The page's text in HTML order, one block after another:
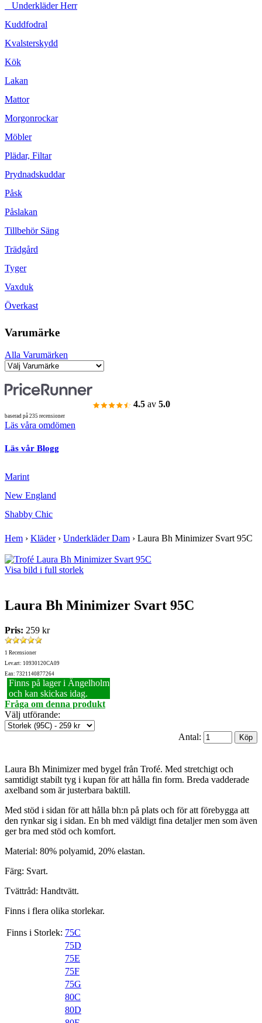
Underkläder Herr
Kuddfodral
Kvalsterskydd
Kök
Lakan
Mattor
Morgonrockar
Möbler
Plädar, Filtar
Prydnadskuddar
Påsk
Påslakan
Tillbehör Säng
Trädgård
Tyger
Vaxduk
Överkast
Varumärke
Alla Varumärken
4.5 av 5.0
baserad på 235 recensioner
Läs våra omdömen
Läs vår Blogg
Marint
New England
Shabby Chic
Hem › Kläder› Underkläder Dam › Laura Bh Minimizer Svart 95C
Visa bild i full storlek
Laura Bh Minimizer Svart 95C
Pris: 259 kr
1 Recensioner
Lev.art: 10930120CA09
Ean: 7321140877264
Finns på lager i Ängelholm
och kan skickas idag.
Fråga om denna produkt
Välj utförande:
Antal:
Laura Bh Minimizer med bygel från Trofé. Med stretchigt och
samtidigt stabilt tyg i kupan för att hålla fin form. Breda vadderade
axelband som är justerbara baktill.
Med stöd i sidan för att hålla bh:n på plats och för att förebygga att
den rynkar sig i sidan. En bh med väldigt fina detaljer men som även
ger bra med stöd och komfort.
Material: 80% polyamid, 20% elastan.
Färg: Svart.
Tvättråd: Handtvätt.
Finns i flera olika storlekar.
Finns i Storlek: 75C
75D
75E
75F
75G
80C
80D